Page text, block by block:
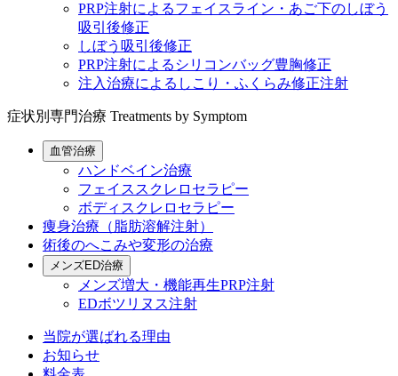
PRP注射によるフェイスライン・あご下のしぼう
吸引後修正
しぼう吸引後修正
PRP注射によるシリコンバッグ豊胸修正
注入治療によるしこり・ふくらみ修正注射
症状別専門治療 Treatments by Symptom
血管治療
ハンドベイン治療
フェイススクレロセラピー
ボディスクレロセラピー
痩身治療（脂肪溶解注射）
術後のへこみや変形の治療
メンズED治療
メンズ増大・機能再生PRP注射
EDボツリヌス注射
当院が選ばれる理由
お知らせ